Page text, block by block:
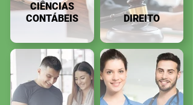
CIÊNCIAS
CONTÁBEIS
DIREITO